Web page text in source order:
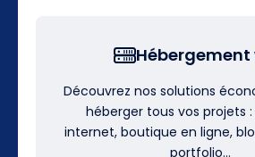
Hébergement
Découvrez nos solutions
héberger tous vos projets
internet, boutique en ligne,
portfolio…